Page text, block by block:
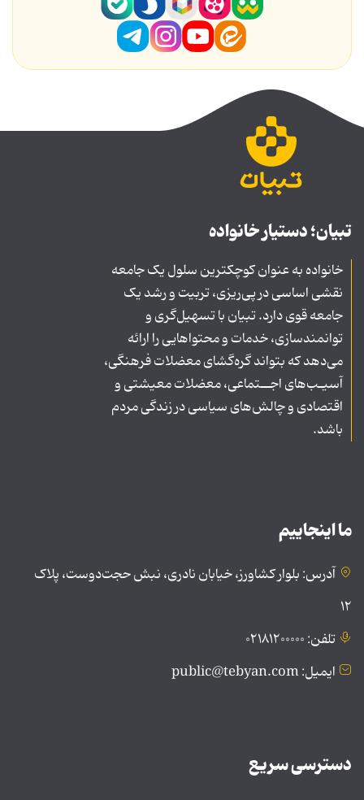
تبیان؛ دستیار خانواده
خانواده به عنوان کوچکترین سلول یک جامعه
نقشی اساسی در پی‌ریزی، تربیت و رشد یک
جامعه قوی دارد. تبیان با تسهیل‌گری و
توانمندسازی، خدمات و محتواهایی را ارائه
می‌دهد که بتواند گره‌گشای معضلات فرهنگی،
آسیـب‌های اجــتماعی، معضلات معیشتی و
اقتصادی و چالش‌های سیاسی در زندگی مردم
باشد.
ما اینجاییم
آدرس: بلوار کشاورز، خیابان نادری، نبش حجت‌دوست، پلاک
۱۲
تلفن: ۰۲۱۸۱۲۰۰۰۰۰
ایمیل: public@tebyan.com
دسترسی سریع